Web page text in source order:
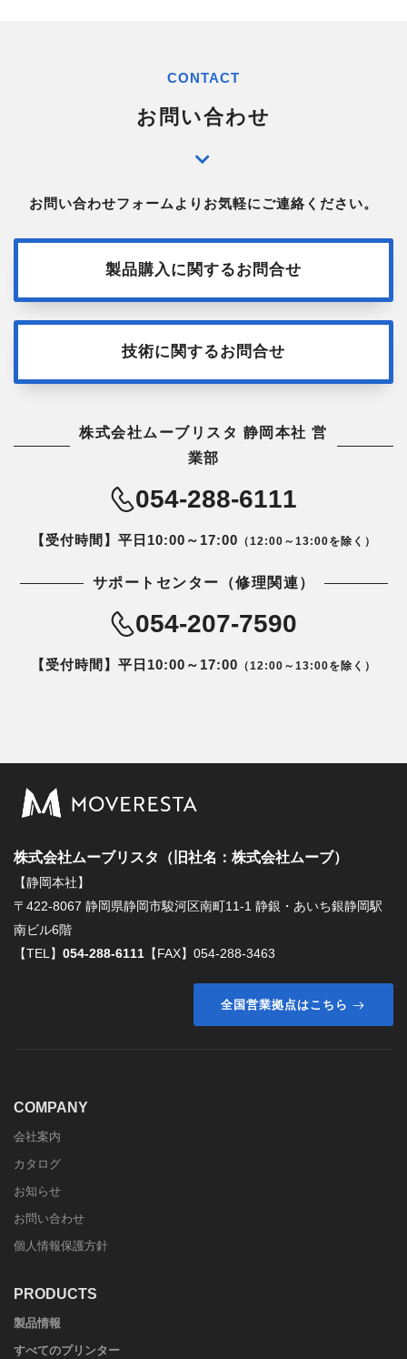
CONTACT
お問い合わせ
お問い合わせフォームよりお気軽にご連絡ください。
製品購入に関するお問合せ
技術に関するお問合せ
株式会社ムーブリスタ 静岡本社 営
業部
054-288-6111
【受付時間】平日10:00～17:00 （12:00～13:00を除く）
サポートセンター（修理関連）
054-207-7590
【受付時間】平日10:00～17:00 （12:00～13:00を除く）
株式会社ムーブリスタ（旧社名：株式会社ムーブ）
【静岡本社】
〒422-8067 静岡県静岡市駿河区南町11-1 静銀・あいち銀静岡駅
南ビル6階
【TEL】 054-288-6111 【FAX】054-288-3463
全国営業拠点はこちら
COMPANY
会社案内
カタログ
お知らせ
お問い合わせ
個人情報保護方針
PRODUCTS
製品情報
すべてのプリンター